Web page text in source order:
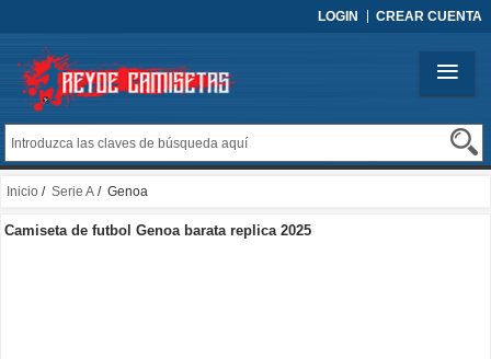
LOGIN CREAR CUENTA
Inicio / Serie A / Genoa
Camiseta de futbol Genoa barata replica 2025